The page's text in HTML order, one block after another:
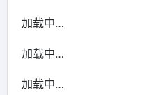
加载中…
加载中…
加载中…